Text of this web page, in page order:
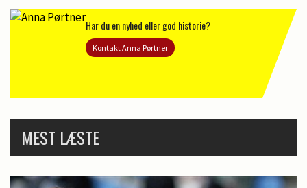
Har du en nyhed eller god historie?
Kontakt Anna Pørtner
MEST LÆSTE